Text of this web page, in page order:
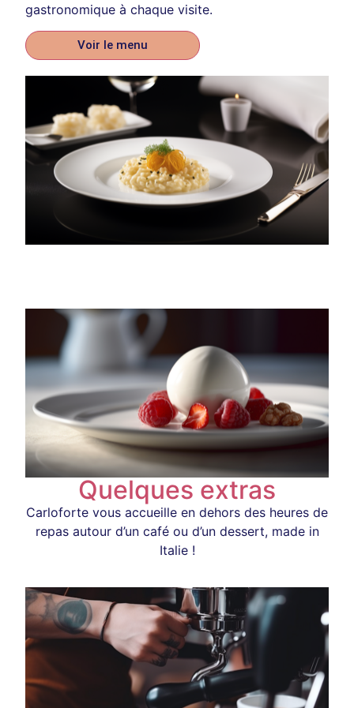
gastronomique à chaque visite.
Voir le menu
Quelques extras
Carloforte vous accueille en dehors des heures de
repas autour d’un café ou d’un dessert, made in
Italie !